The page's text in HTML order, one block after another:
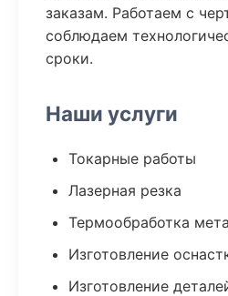
заказам. Работаем с
соблюдаем
сроки.
Наши услуги
Токарные работы
Лазерная резка
Термообработка
Изготовление
Изготовление